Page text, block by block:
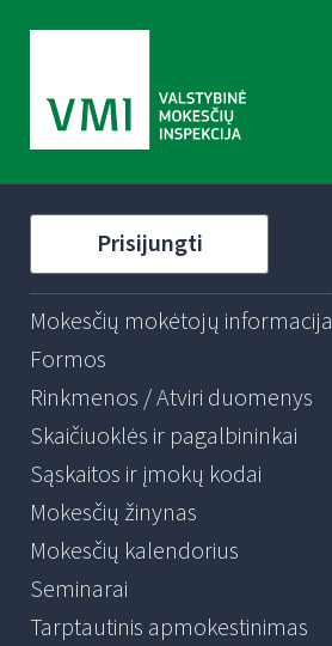
Prisijungti
Mokesčių mokėtojų informacija
Formos
Rinkmenos / Atviri duomenys
Skaičiuoklės ir pagalbininkai
Sąskaitos ir įmokų kodai
Mokesčių žinynas
Mokesčių kalendorius
Seminarai
Tarptautinis apmokestinimas